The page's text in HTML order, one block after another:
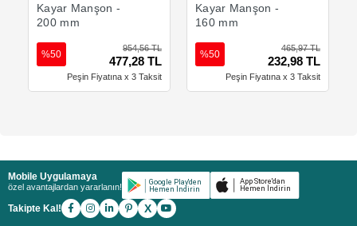
Kayar Manşon -
200 mm
954,56 TL
477,28 TL
%50
Peşin Fiyatına x 3 Taksit
Kayar Manşon -
160 mm
465,97 TL
232,98 TL
%50
Peşin Fiyatına x 3 Taksit
Mobile Uygulamaya
özel avantajlardan yararlanın!
Takipte Kal! X